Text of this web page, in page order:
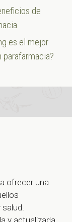
de
es el mejor
ofrecer una
y actualizada